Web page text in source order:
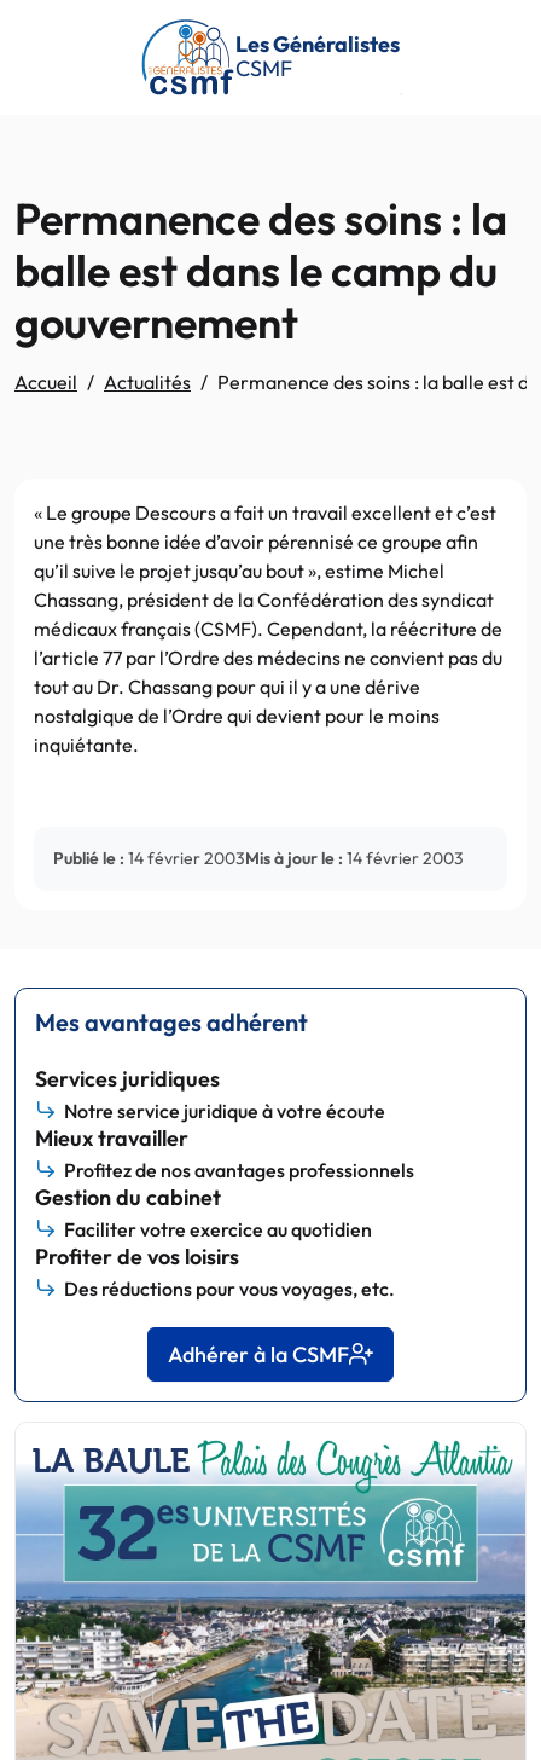
Passer au contenu principal
Les Généralistes
CSMF
Permanence des soins : la
balle est dans le camp du
gouvernement
Accueil Actualités Permanence des soins : la balle est
« Le groupe Descours a fait un travail excellent et c’est
une très bonne idée d’avoir pérennisé ce groupe afin
qu’il suive le projet jusqu’au bout », estime Michel
Chassang, président de la Confédération des syndicat
médicaux français (CSMF). Cependant, la réécriture de
l’article 77 par l’Ordre des médecins ne convient pas du
tout au Dr. Chassang pour qui il y a une dérive
nostalgique de l’Ordre qui devient pour le moins
inquiétante.
Publié le : 14 février 2003Mis à jour le : 14 février 2003
Mes avantages adhérent
Services juridiques
Notre service juridique à votre écoute
Mieux travailler
Profitez de nos avantages professionnels
Gestion du cabinet
Faciliter votre exercice au quotidien
Profiter de vos loisirs
Des réductions pour vous voyages, etc.
Adhérer à la CSMF